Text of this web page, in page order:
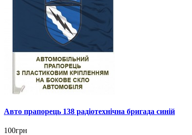
Авто прапорець 138 радіотехнічна бригада синій
100грн